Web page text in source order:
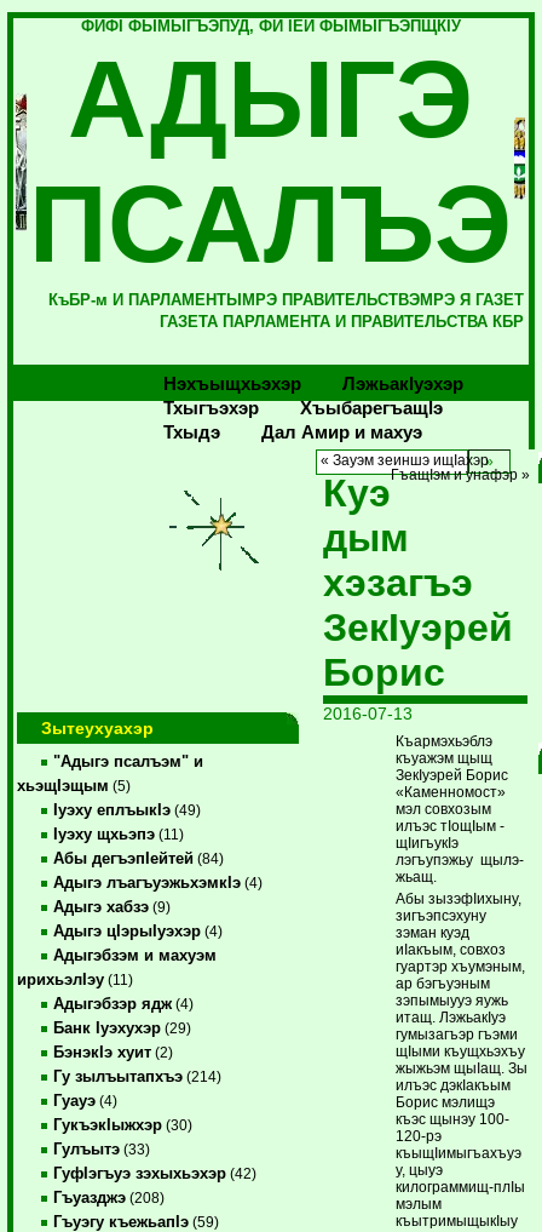
ФИФI ФЫМЫГЪЭПУД, ФИ IЕЙ ФЫМЫГЪЭПЩКIУ
АДЫГЭ
ПСАЛЪЭ
КъБР-м И ПАРЛАМЕНТЫМРЭ ПРАВИТЕЛЬСТВЭМРЭ Я ГАЗЕТ
ГАЗЕТА ПАРЛАМЕНТА И ПРАВИТЕЛЬСТВА КБР
Нэхъыщхьэхэр
Лэжьакlуэхэр
Тхыгъэхэр
Хъыбарегъащlэ
Тхыдэ
Дал Амир и махуэ
Зытеухуахэр
"Адыгэ псалъэм" и
хьэщIэщым (5)
Iуэху еплъыкIэ (49)
Iуэху щхьэпэ (11)
Абы дегъэпIейтей (84)
Адыгэ лъагъуэжьхэмкIэ (4)
Адыгэ хабзэ (9)
Адыгэ цIэрыIуэхэр (4)
Адыгэбзэм и махуэм
ирихьэлIэу (11)
Адыгэбзэр ядж (4)
Банк Iуэхухэр (29)
БэнэкIэ хуит (2)
Гу зылъытапхъэ (214)
Гуауэ (4)
ГукъэкIыжхэр (30)
Гулъытэ (33)
ГуфIэгъуэ зэхыхьэхэр (42)
Гъуазджэ (208)
Гъуэгу къежьапIэ (59)
« Зауэм зеиншэ ищIахэр
ГъащIэм и унафэр »
Куэ
дым
хэзагъэ
ЗекIуэрей
Борис
2016-07-13
Къармэхьэблэ
къуажэм щыщ
ЗекIуэрей Борис
«Каменномост»
мэл совхозым
илъэс тIощIым ­
щIигъукIэ
лэгъупэжьу щылэ­
жьащ.
Абы зызэфIихыну,
зигъэпсэхуну
зэман куэд
иIакъым, совхоз
гуартэр хъумэным,
ар бэгъуэным
зэпы­мыууэ яужь
итащ. ЛэжьакIуэ
гумызагъэр гъэми
щIыми къущхьэхъу
жыжьэм щыIащ. Зы
илъэс дэкIакъым
Борис мэлищэ
къэс щынэу 100-
120-рэ
къыщIимыгъахъуэ
у, цыуэ
килограммищ-плIы
мэлым
къытримыщыкIыу